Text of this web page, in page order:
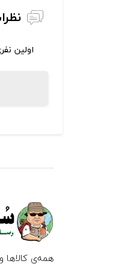
اولین
همه‌ی کالاها